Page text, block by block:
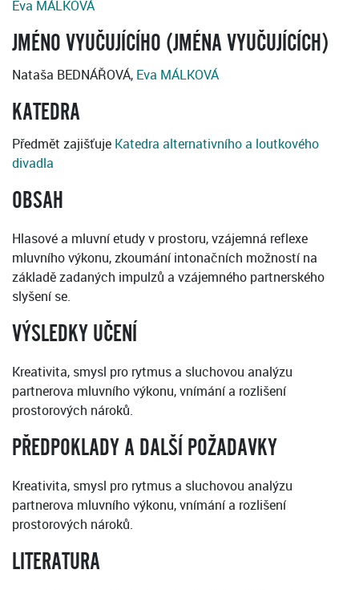
Eva MÁLKOVÁ
JMÉNO VYUČUJÍCÍHO (JMÉNA VYUČUJÍCÍCH)
Nataša BEDNÁŘOVÁ, Eva MÁLKOVÁ
KATEDRA
Předmět zajišťuje Katedra alternativního a loutkového
divadla
OBSAH
Hlasové a mluvní etudy v prostoru, vzájemná reflexe
mluvního výkonu, zkoumání intonačních možností na
základě zadaných impulzů a vzájemného partnerského
slyšení se.
VÝSLEDKY UČENÍ
Kreativita, smysl pro rytmus a sluchovou analýzu
partnerova mluvního výkonu, vnímání a rozlišení
prostorových nároků.
PŘEDPOKLADY A DALŠÍ POŽADAVKY
Kreativita, smysl pro rytmus a sluchovou analýzu
partnerova mluvního výkonu, vnímání a rozlišení
prostorových nároků.
LITERATURA